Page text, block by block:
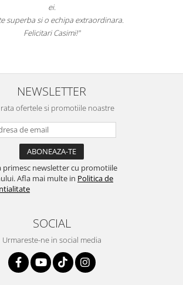
ei.
superba si o echipa extraordinara.
Felicitari Casimi!"
NEWSLETTER
ofertele si promotiile noastre
primesc newsletter cu promotiile
Afla mai multe in Politica de
SOCIAL
Urmareste-ne in social media